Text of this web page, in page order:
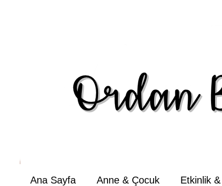
Ana Sayfa Anne & Çocuk Etkinlik